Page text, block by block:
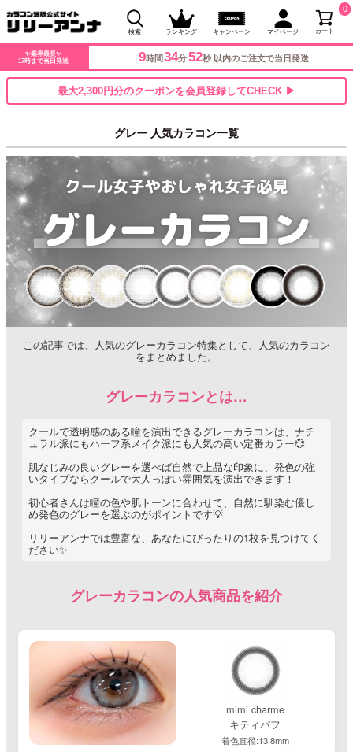
検索 ランキング キャンペーン マイページ カート
0
✨業界最長✨
17時まで当日発送
9時間 34分51秒 以内のご注文で当日発送
最大2,300円分のクーポンを会員登録してCHECK ▶
グレー 人気カラコン一覧
この記事では、人気のグレーカラコン特集として、人気のカラコン
をまとめました。
グレーカラコンとは…
クールで透明感のある瞳を演出できるグレーカラコンは、ナチ
ュラル派にもハーフ系メイク派にも人気の高い定番カラー💞
肌なじみの良いグレーを選べば自然で上品な印象に、発色の強
いタイプならクールで大人っぽい雰囲気を演出できます！
初心者さんは瞳の色や肌トーンに合わせて、自然に馴染む優し
め発色のグレーを選ぶのがポイントです💡
リリーアンナでは豊富な、あなたにぴったりの1枚を見つけてく
ださい✨
グレーカラコンの人気商品を紹介
mimi charme
キティパフ
着色直径:13.8mm